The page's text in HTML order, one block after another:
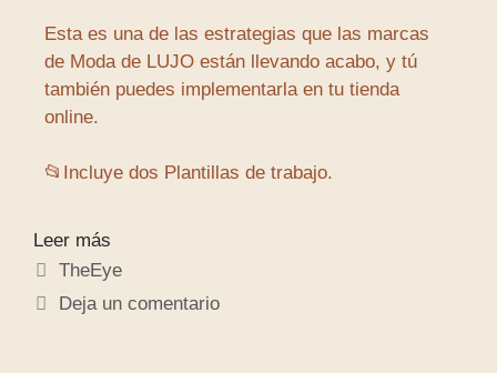
Esta es una de las estrategias que las marcas
de Moda de LUJO están llevando acabo, y tú
también puedes implementarla en tu tienda
online.
📂Incluye dos Plantillas de trabajo.
Leer más
TheEye
Deja un comentario